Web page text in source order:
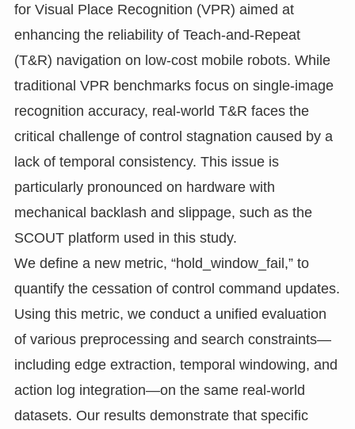
for Visual Place Recognition (VPR) aimed at
enhancing the reliability of Teach-and-Repeat
(T&R) navigation on low-cost mobile robots. While
traditional VPR benchmarks focus on single-image
recognition accuracy, real-world T&R faces the
critical challenge of control stagnation caused by a
lack of temporal consistency. This issue is
particularly pronounced on hardware with
mechanical backlash and slippage, such as the
SCOUT platform used in this study.
We define a new metric, “hold_window_fail,” to
quantify the cessation of control command updates.
Using this metric, we conduct a unified evaluation
of various preprocessing and search constraints—
including edge extraction, temporal windowing, and
action log integration—on the same real-world
datasets. Our results demonstrate that specific